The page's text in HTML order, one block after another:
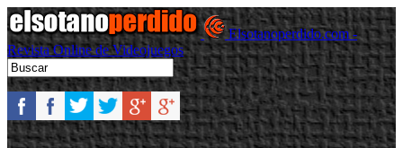
Elsotanoperdido.com -
Revista Online de Videojuegos